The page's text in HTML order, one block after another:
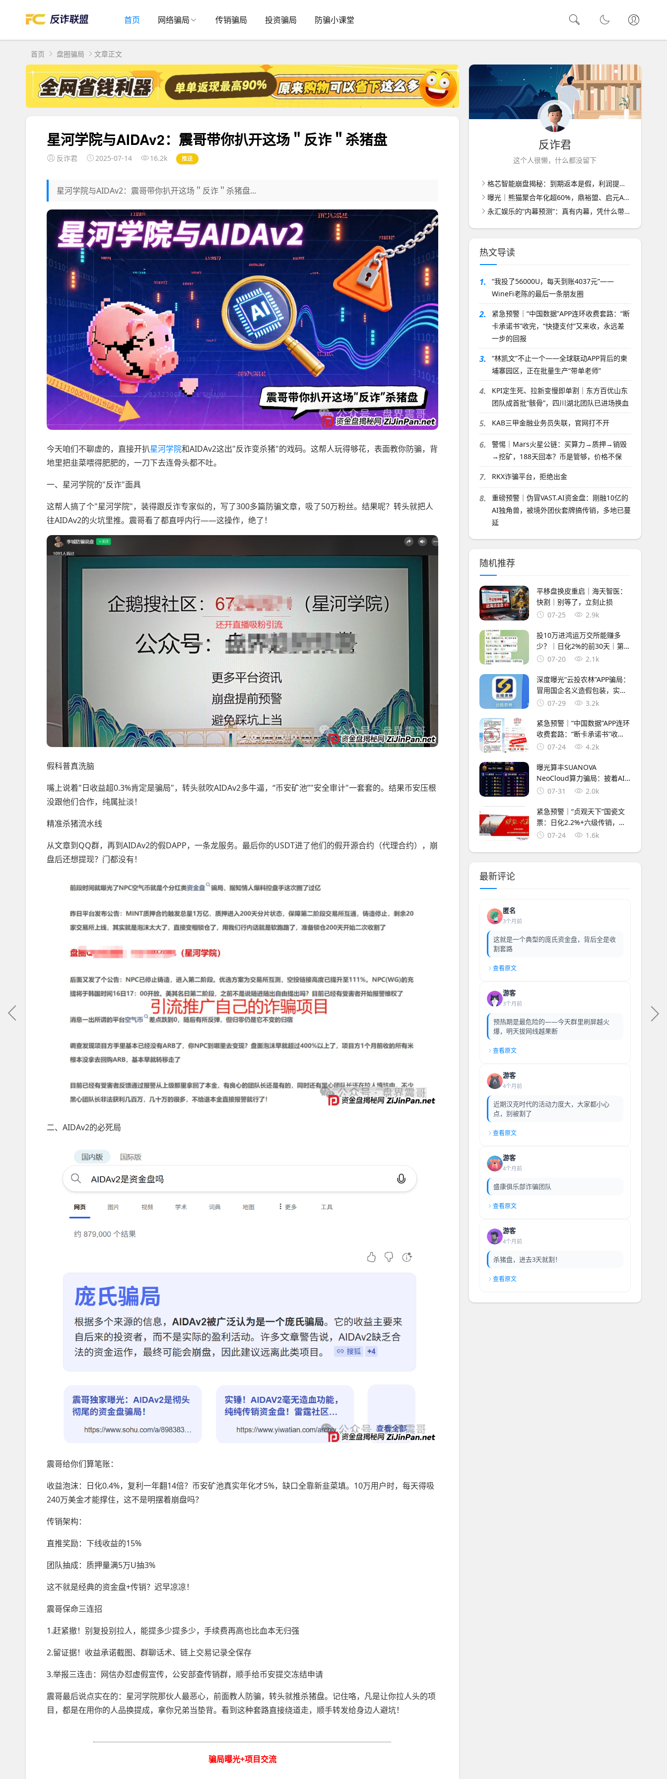
首页 网络骗局 传销骗局 投资骗局 防骗小课堂
首页 盘圈骗局 文章正文
星河学院与AIDAv2：震哥带你扒开这场＂反诈＂杀猪盘
反诈君 2025-07-14 16.2k 推送
星河学院与AIDAv2：震哥带你扒开这场＂反诈＂杀猪盘...
今天咱们不聊虚的，直接开扒星河学院和AIDAv2这出"反诈变杀猪"的戏码。这帮人玩得够花，表面教你防骗，背
地里把韭菜喂得肥肥的，一刀下去连骨头都不吐。
一、星河学院的"反诈"面具
这帮人搞了个"星河学院"，装得跟反诈专家似的，写了300多篇防骗文章，吸了50万粉丝。结果呢？转头就把人
往AIDAv2的火坑里推。震哥看了都直呼内行——这操作，绝了！
假科普真洗脑
嘴上说着"日收益超0.3%肯定是骗局"，转头就吹AIDAv2多牛逼，“币安矿池”"安全审计"一套套的。结果币安压根
没跟他们合作，纯属扯淡！
精准杀猪流水线
从文章到QQ群，再到AIDAv2的假DAPP，一条龙服务。最后你的USDT进了他们的假开源合约（代理合约），崩
盘后还想提现？门都没有！
二、AIDAv2的必死局
震哥给你们算笔账：
收益泡沫：日化0.4%，复利一年翻14倍？币安矿池真实年化才5%，缺口全靠新韭菜填。10万用户时，每天得吸
240万美金才能撑住，这不是明摆着崩盘吗？
传销架构：
直推奖励：下线收益的15%
团队抽成：质押量满5万U抽3%
这不就是经典的资金盘+传销？迟早凉凉！
震哥保命三连招
1.赶紧撤！别复投别拉人，能提多少提多少，手续费再高也比血本无归强
2.留证据！收益承诺截图、群聊话术、链上交易记录全保存
3.举报三连击：网信办怼虚假宣传，公安部查传销群，顺手给币安提交冻结申请
震哥最后说点实在的：星河学院那伙人最恶心，前面教人防骗，转头就推杀猪盘。记住咯，凡是让你拉人头的项
目，都是在用你的人品换提成，拿你兄弟当垫背。看到这种套路直接绕道走，顺手转发给身边人避坑！
骗局曝光+项目交流
反诈君
这个人很懒，什么都没留下
格芯智能崩盘揭秘：到期返本是假，利润提现门槛层层加码
曝光｜熊猫聚合年化超60%，鼎裕盟、启元AI已崩盘
永汇娱乐的“内幕预测”：真有内幕，凭什么带你赚钱？
热文导读
1.
“我投了56000U，每天到账4037元”——
WineFi老陈的最后一条朋友圈
2.
紧急预警｜“中国数据”APP连环收费套路：“断
卡承诺书”收完，“快捷支付”又来收，永远差
一步的回报
3.
“林凯文”不止一个——全球联动APP背后的柬
埔寨园区，正在批量生产“带单老师”
4.
KPI定生死、拉新变慢即单割｜东方百优山东
团队成首批“骸骨”，四川湖北团队已进场换血
5. KAB三甲金融业务员失联，官网打不开
6.
警惕｜Mars火星公链：买算力→质押→销毁
→挖矿，188天回本？币是管够，价格不保
7. RKX诈骗平台，拒绝出金
8.
重磅预警｜伪冒VAST.AI资金盘：刚融10亿的
AI独角兽，被境外团伙套牌搞传销，多地已蔓
延
随机推荐
平移盘换皮重启｜海天智医：
快割｜别等了，立刻止损
07-25
2.9k
投10万进鸿运万交所能赚多
少？｜日化2%的前30天｜第
31天服务器关了｜你剩0
07-20 2.1k
深度曝光“云投农林”APP骗局：
冒用国企名义造假包装，实为
庞氏资金盘！！
07-29 3.2k
紧急预警｜“中国数据”APP连环
收费套路：“断卡承诺书”收
完，“快捷支付”又来收，永远
07-24 4.2k
曝光算丰SUANOVA
NeoCloud算力骗局：披着AI
算力外衣的庞氏资金盘骗局
07-31 2.0k
紧急预警｜“贞观天下”国瓷文
票：日化2.2%+六级传销，抢
单1.6倍权益，提现已变慢，崩
07-24 1.6k
最新评论
匿名
3个月前
这就是一个典型的庞氏资金盘，背后全是收
割套路
查看原文
游客
3个月前
预热期是最危险的——今天群里刷屏越火
爆，明天拔网线越果断
查看原文
游客
4个月前
近期汉克时代的活动力度大，大家都小心
点，别被割了
查看原文
游客
4个月前
盛康俱乐部诈骗团队
查看原文
游客
4个月前
杀猪盘，进去3天就割！
查看原文